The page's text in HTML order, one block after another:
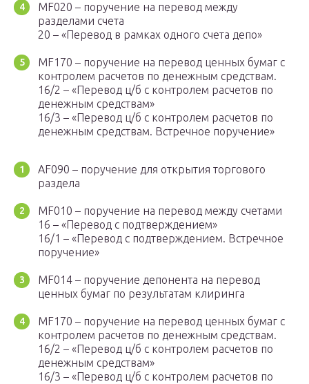
MF020 – поручение на перевод между
разделами счета
20 – «Перевод в рамках одного счета депо»
MF170 – поручение на перевод ценных бумаг с
контролем расчетов по денежным средствам.
16/2 – «Перевод ц/б с контролем расчетов по
денежным средствам»
16/3 – «Перевод ц/б с контролем расчетов по
денежным средствам. Встречное поручение»
AF090 – поручение для открытия торгового
раздела
MF010 – поручение на перевод между счетами
16 – «Перевод с подтверждением»
16/1 – «Перевод с подтверждением. Встречное
поручение»
MF014 – поручение депонента на перевод
ценных бумаг по результатам клиринга
MF170 – поручение на перевод ценных бумаг с
контролем расчетов по денежным средствам.
16/2 – «Перевод ц/б с контролем расчетов по
денежным средствам»
16/3 – «Перевод ц/б с контролем расчетов по